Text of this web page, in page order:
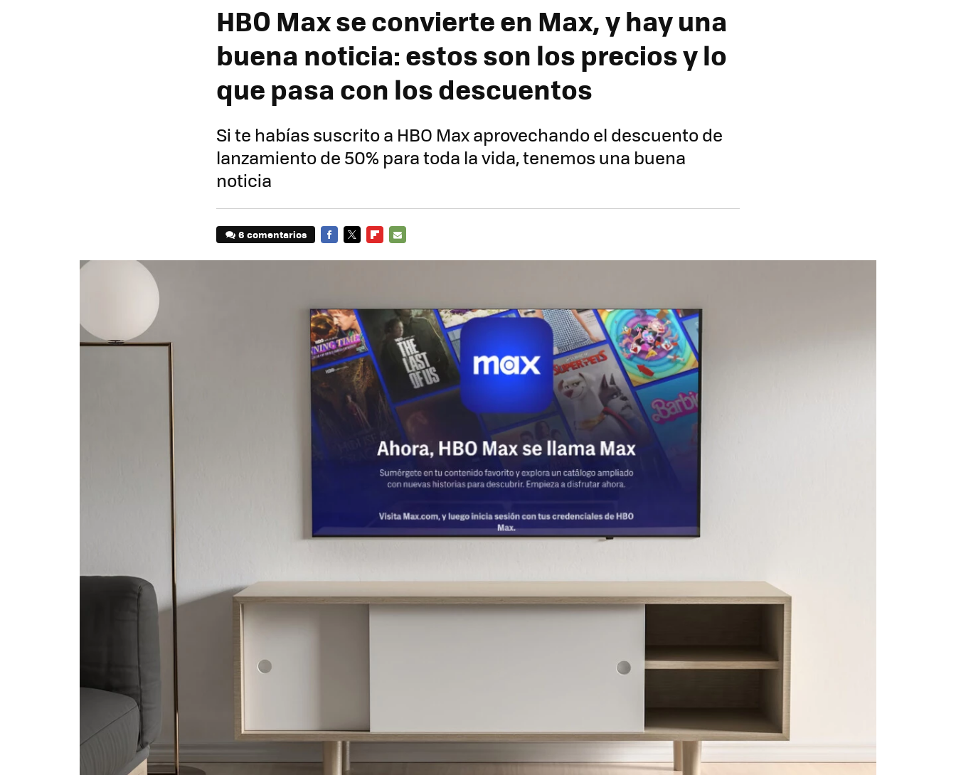
HBO Max se convierte en Max, y hay una
buena noticia: estos son los precios y lo
que pasa con los descuentos
Si te habías suscrito a HBO Max aprovechando el descuento de
lanzamiento de 50% para toda la vida, tenemos una buena
noticia
6 comentarios